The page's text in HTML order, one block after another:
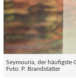
Seymouria, der häufigste
Foto: P. Brandstätter